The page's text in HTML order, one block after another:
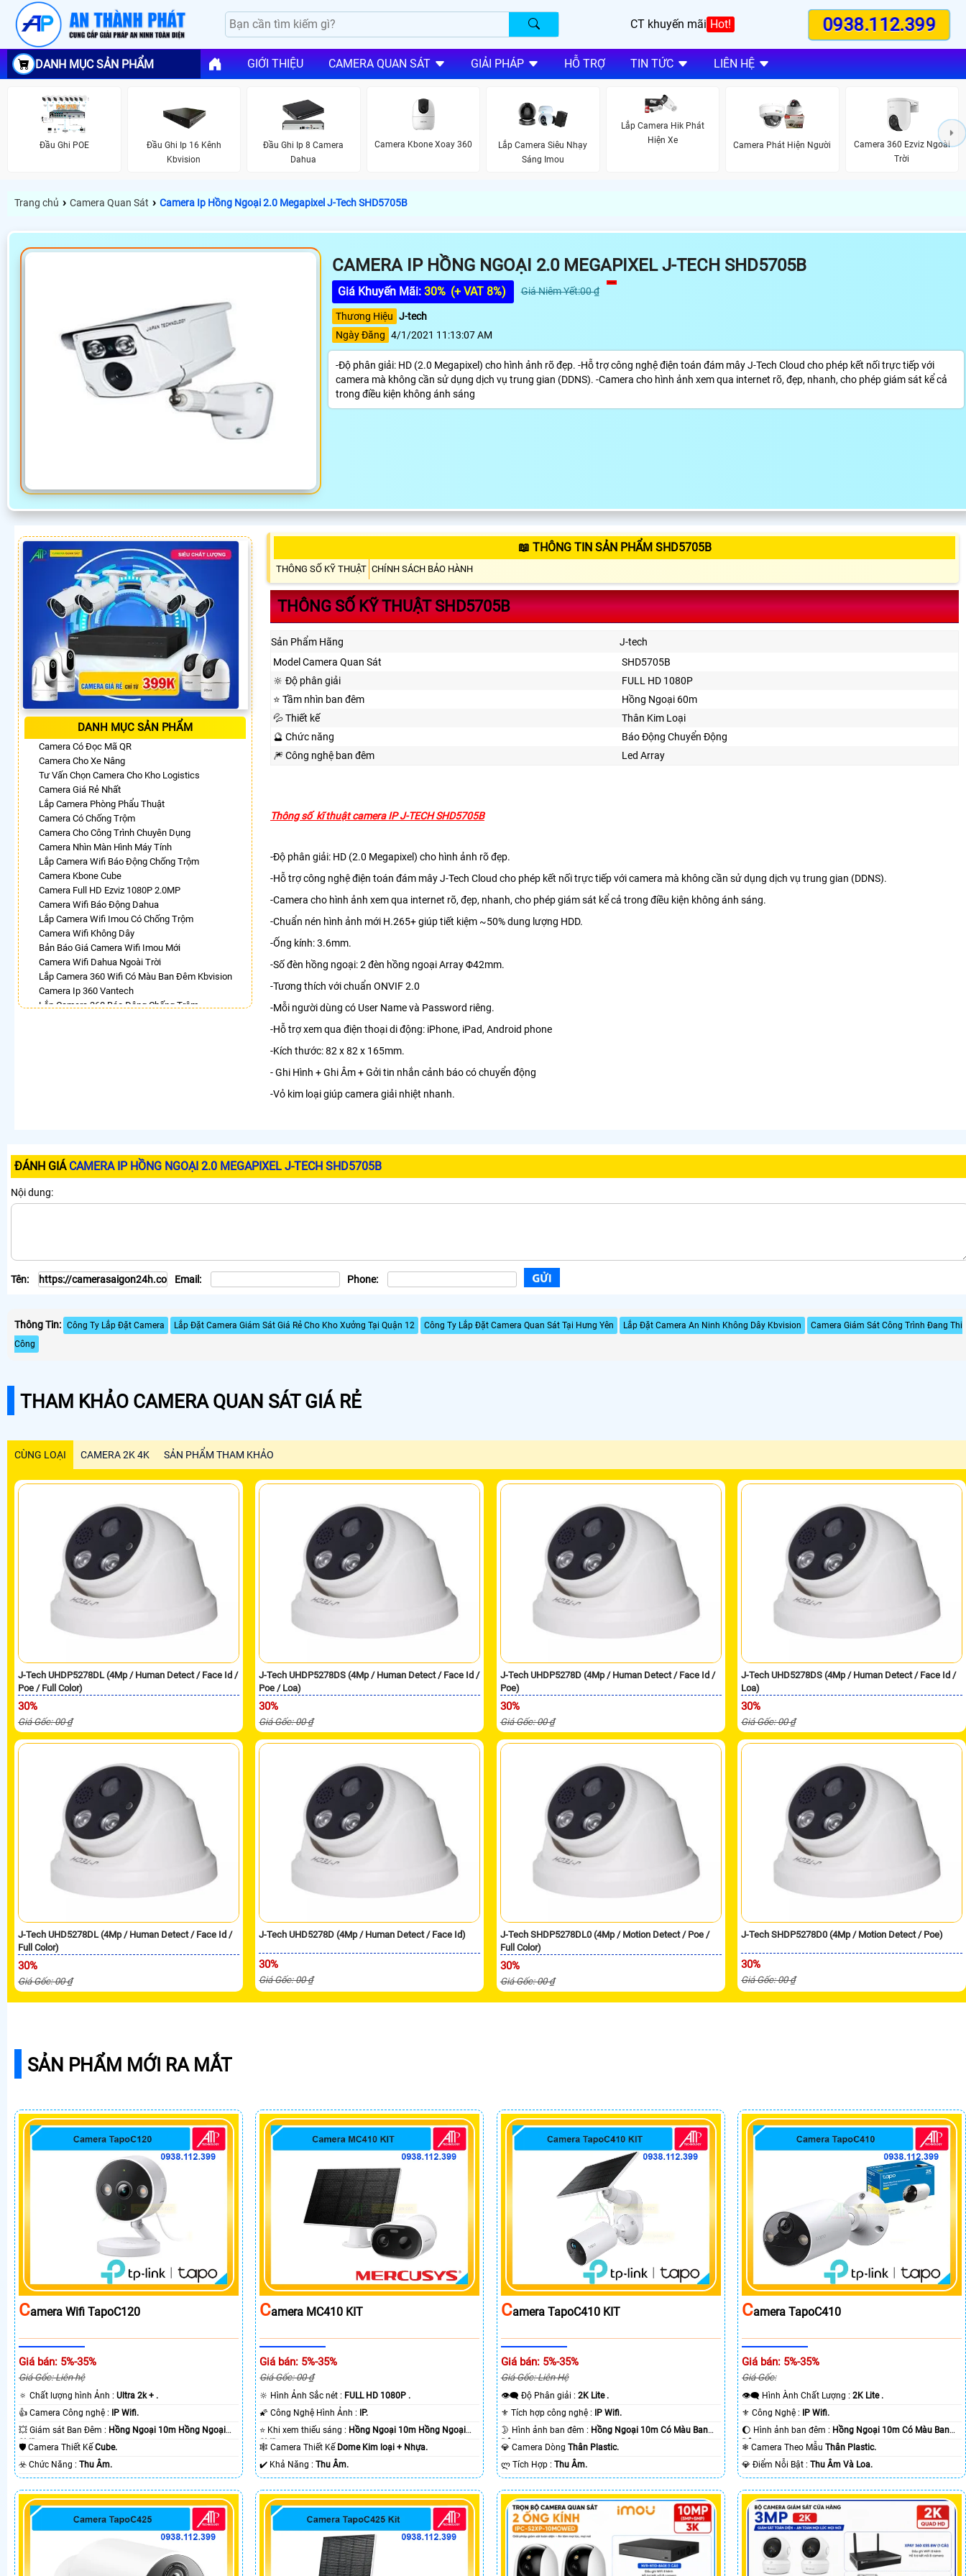
CT khuyến mãi Hot! 0938.112.399
DANH MỤC SẢN PHẨM GIỚI THIỆU CAMERA QUAN SÁT GIẢI PHÁP HỖ TRỢ TIN TỨC LIÊN HỆ
Đầu Ghi POE
Đầu Ghi Ip 16 Kênh
Kbvision
Đầu Ghi Ip 8 Camera
Dahua
Camera Kbone Xoay 360
Lắp Camera Siêu Nhạy
Sáng Imou
Lắp Camera Hik Phát
Hiện Xe
Camera Phát Hiện Người
Camera 360 Ezviz Ngoài
Trời
Trang chủ › Camera Quan Sát › Camera Ip Hồng Ngoại 2.0 Megapixel J-Tech SHD5705B
CAMERA IP HỒNG NGOẠI 2.0 MEGAPIXEL J-TECH SHD5705B
Giá Khuyến Mãi: 30% (+ VAT 8%) Giá Niêm Yết:00 ₫
Thương Hiệu J-tech
Ngày Đăng 4/1/2021 11:13:07 AM
-Độ phân giải: HD (2.0 Megapixel) cho hình ảnh rõ đẹp. -Hỗ trợ công nghệ điện toán đám mây J-Tech Cloud cho phép kết nối trực tiếp với
camera mà không cần sử dụng dịch vụ trung gian (DDNS). -Camera cho hình ảnh xem qua internet rõ, đẹp, nhanh, cho phép giám sát kể cả
trong điều kiện không ánh sáng
DANH MỤC SẢN PHẨM
Camera Có Đọc Mã QR
Camera Cho Xe Nâng
Tư Vấn Chọn Camera Cho Kho Logistics
Camera Giá Rẻ Nhất
Lắp Camera Phòng Phẩu Thuật
Camera Có Chống Trộm
Camera Cho Công Trình Chuyên Dụng
Camera Nhìn Màn Hình Máy Tính
Lắp Camera Wifi Báo Động Chống Trộm
Camera Kbone Cube
Camera Full HD Ezviz 1080P 2.0MP
Camera Wifi Báo Động Dahua
Lắp Camera Wifi Imou Có Chống Trộm
Camera Wifi Không Dây
Bản Báo Giá Camera Wifi Imou Mới
Camera Wifi Dahua Ngoài Trời
Lắp Camera 360 Wifi Có Màu Ban Đêm Kbvision
Camera Ip 360 Vantech
Lắp Camera 360 Báo Động Chống Trộm
Lắp Camera Kho Hàng Giá Rẻ
Lắp Camera Cửa Hàng Giá Rẻ
Lắp Camera Wifi Giá Rẻ Chính Hãng
Lắp Camera Công Trình Giá Rẻ
📖 THÔNG TIN SẢN PHẨM SHD5705B
THÔNG SỐ KỸ THUẬT CHÍNH SÁCH BẢO HÀNH
THÔNG SỐ KỸ THUẬT SHD5705B
Sản Phẩm Hãng
J-tech
Model Camera Quan Sát
SHD5705B
🔆 Độ phân giải
FULL HD 1080P
⭐ Tầm nhìn ban đêm
Hồng Ngoại 60m
💦 Thiết kế
Thân Kim Loại
🔮 Chức năng
Báo Động Chuyển Động
🎆 Công nghệ ban đêm
Led Array
Thông số kĩ thuật camera IP J-TECH SHD5705B
-Độ phân giải: HD (2.0 Megapixel) cho hình ảnh rõ đẹp.
-Hỗ trợ công nghệ điện toán đám mây J-Tech Cloud cho phép kết nối trực tiếp với camera mà không cần sử dụng dịch vụ trung gian (DDNS).
-Camera cho hình ảnh xem qua internet rõ, đẹp, nhanh, cho phép giám sát kể cả trong điều kiện không ánh sáng.
-Chuẩn nén hình ảnh mới H.265+ giúp tiết kiệm ~50% dung lượng HDD.
-Ống kính: 3.6mm.
-Số đèn hồng ngoại: 2 đèn hồng ngoại Array Φ42mm.
-Tương thích với chuẩn ONVIF 2.0
-Mỗi người dùng có User Name và Password riêng.
-Hỗ trợ xem qua điện thoại di động: iPhone, iPad, Android phone
-Kích thước: 82 x 82 x 165mm.
- Ghi Hình + Ghi Âm + Gởi tin nhắn cảnh báo có chuyển động
-Vỏ kim loại giúp camera giải nhiệt nhanh.
ĐÁNH GIÁ CAMERA IP HỒNG NGOẠI 2.0 MEGAPIXEL J-TECH SHD5705B
Nội dung:
Tên: Email: Phone:
Thông Tin: Công Ty Lắp Đặt Camera Lắp Đặt Camera Giám Sát Giá Rẻ Cho Kho Xưởng Tại Quận 12 Công Ty Lắp Đặt Camera Quan Sát Tại Hưng Yên Lắp Đặt Camera An Ninh Không Dây Kbvision
Camera Giám Sát Công Trình Đang Thi
Công
THAM KHẢO CAMERA QUAN SÁT GIÁ RẺ
CÙNG LOẠI CAMERA 2K 4K SẢN PHẨM THAM KHẢO
J-Tech UHDP5278DL (4Mp / Human Detect / Face Id /
Poe / Full Color)
30%
Giá Gốc: 00 ₫
J-Tech UHDP5278DS (4Mp / Human Detect / Face Id /
Poe / Loa)
30%
Giá Gốc: 00 ₫
J-Tech UHDP5278D (4Mp / Human Detect / Face Id /
Poe)
30%
Giá Gốc: 00 ₫
J-Tech UHD5278DS (4Mp / Human Detect / Face Id /
Loa)
30%
Giá Gốc: 00 ₫
J-Tech UHD5278DL (4Mp / Human Detect / Face Id /
Full Color)
30%
Giá Gốc: 00 ₫
J-Tech UHD5278D (4Mp / Human Detect / Face Id)
30%
Giá Gốc: 00 ₫
J-Tech SHDP5278DL0 (4Mp / Motion Detect / Poe /
Full Color)
30%
Giá Gốc: 00 ₫
J-Tech SHDP5278D0 (4Mp / Motion Detect / Poe)
30%
Giá Gốc: 00 ₫
SẢN PHẨM MỚI RA MẮT
CAmera Wifi TapoC120
Giá bán: 5%-35%
Giá Gốc: Liên hệ
🔅 Chất lượng hình Ảnh : Ultra 2k + .
👍 Camera Công nghệ :
IP Wifi.
💥 Giám sát Ban Đêm : Hồng Ngoại 10m Hồng Ngoại
SMD.🛡 Camera Thiết Kế Cube.
️☣️ Chức Năng : Thu Âm.
CAmera MC410 KIT
Giá bán: 5%-35%
Giá Gốc: 00 ₫
🔆 Hình Ảnh Sắc nét : FULL HD 1080P .
🌠 Công Nghệ Hình Ảnh :
IP.
⭐ Khi xem thiếu sáng : Hồng Ngoại 10m Hồng Ngoại
SMD.🕸️ Camera Thiết Kế Dome Kim loại + Nhựa.
️✔️ Khả Năng :Thu Âm.
CAmera TapoC410 KIT
Giá bán: 5%-35%
Giá Gốc: Liên Hệ
👁️‍🗨 Độ Phân giải : 2K Lite .
⚜️ Tích hợp công nghệ :
IP Wifi.
🌛 Hình ảnh ban đêm : Hồng Ngoại 10m Có Màu Ban
Ðêm.💎 Camera Dòng Thân Plastic.
️ლ Tích Hợp : Thu Âm.
CAmera TapoC410
Giá bán: 5%-35%
Giá Gốc:
👁️‍🗨 Hình Ành Chất Lượng :2K Lite .
⚜️ Công Nghệ :
IP Wifi.
🌔 Hình ảnh ban đêm : Hồng Ngoại 10m Có Màu Ban
Ðêm.❄ Camera Theo MẫuThân Plastic.
️💎 Điểm Nỗi Bật :Thu Âm Và Loa.